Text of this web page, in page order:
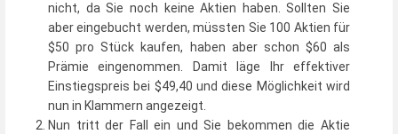
nicht, da Sie noch keine Aktien haben. Sollten Sie
aber eingebucht werden, müssten Sie 100 Aktien für
$50 pro Stück kaufen, haben aber schon $60 als
Prämie eingenommen. Damit läge Ihr effektiver
Einstiegspreis bei $49,40 und diese Möglichkeit wird
nun in Klammern angezeigt.
Nun tritt der Fall ein und Sie bekommen die Aktie